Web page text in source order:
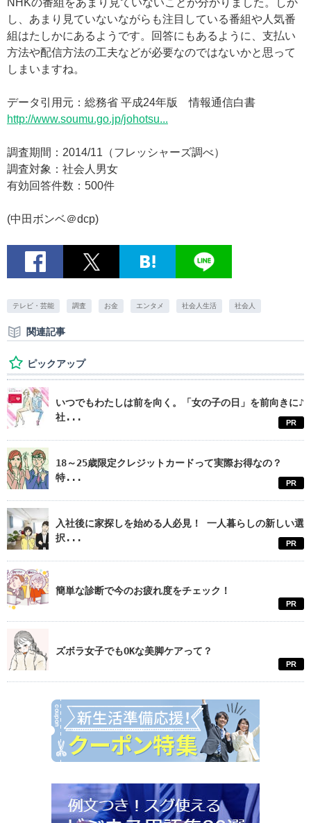
NHKの番組をあまり見ていないことが分かりました。しか
し、あまり見ていないながらも注目している番組や人気番
組はたしかにあるようです。回答にもあるように、支払い
方法や配信方法の工夫などが必要なのではないかと思って
しまいますね。
データ引用元：総務省 平成24年版 情報通信白書
http://www.soumu.go.jp/johotsu...
調査期間：2014/11（フレッシャーズ調べ）
調査対象：社会人男女
有効回答件数：500件
(中田ボンベ＠dcp)
テレビ・芸能 調査 お金 エンタメ 社会人生活 社会人
関連記事
ピックアップ
いつでもわたしは前を向く。「女の子の日」を前向きに♪
社...
PR
18～25歳限定クレジットカードって実際お得なの？
特...
PR
入社後に家探しを始める人必見！ 一人暮らしの新しい選
択...
PR
簡単な診断で今のお疲れ度をチェック！
PR
ズボラ女子でもOKな美脚ケアって？
PR